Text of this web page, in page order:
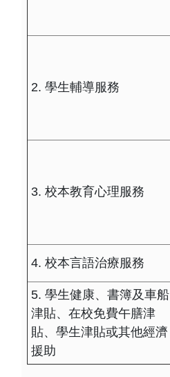
2. 學生輔導服務
3. 校本教育心理服務
4. 校本言語治療服務
5. 學生健康、書簿及車船
津貼、在校免費午膳津
貼、學生津貼或其他經濟
援助